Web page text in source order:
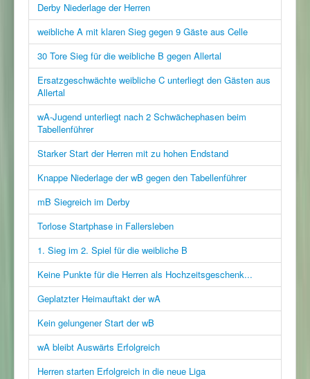
Derby Niederlage der Herren
weibliche A mit klaren Sieg gegen 9 Gäste aus Celle
30 Tore Sieg für die weibliche B gegen Allertal
Ersatzgeschwächte weibliche C unterliegt den Gästen aus
Allertal
wA-Jugend unterliegt nach 2 Schwächephasen beim
Tabellenführer
Starker Start der Herren mit zu hohen Endstand
Knappe Niederlage der wB gegen den Tabellenführer
mB Siegreich im Derby
Torlose Startphase in Fallersleben
1. Sieg im 2. Spiel für die weibliche B
Keine Punkte für die Herren als Hochzeitsgeschenk...
Geplatzter Heimauftakt der wA
Kein gelungener Start der wB
wA bleibt Auswärts Erfolgreich
Herren starten Erfolgreich in die neue Liga